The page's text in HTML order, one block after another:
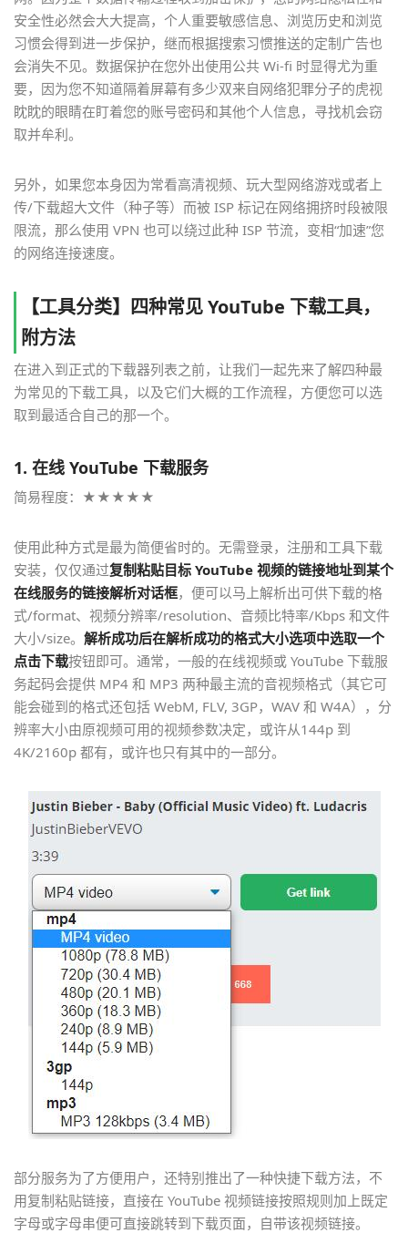
安全性必然会大大提高，个人重要敏感信息、浏览历史和浏览
习惯会得到进一步保护，继而根据搜索习惯推送的定制广告也
会消失不见。数据保护在您外出使用公共 Wi-fi 时显得尤为重
要，因为您不知道隔着屏幕有多少双来自网络犯罪分子的虎视
眈眈的眼睛在盯着您的账号密码和其他个人信息，寻找机会窃
取并牟利。
另外，如果您本身因为常看高清视频、玩大型网络游戏或者上
传/下载超大文件（种子等）而被 ISP 标记在网络拥挤时段被限
限流，那么使用 VPN 也可以绕过此种 ISP 节流，变相“加速”您
的网络连接速度。
【工具分类】四种常见 YouTube 下载工具，
附方法
在进入到正式的下载器列表之前，让我们一起先来了解四种最
为常见的下载工具，以及它们大概的工作流程，方便您可以选
取到最适合自己的那一个。
1. 在线 YouTube 下载服务
简易程度：★★★★★
使用此种方式是最为简便省时的。无需登录，注册和工具下载
安装，仅仅通过复制粘贴目标 YouTube 视频的链接地址到某个
在线服务的链接解析对话框，便可以马上解析出可供下载的格
式/format、视频分辨率/resolution、音频比特率/Kbps 和文件
大小/size。 解析成功后在解析成功的格式大小选项中选取一个
点击下载按钮即可。通常，一般的在线视频或 YouTube 下载服
务起码会提供 MP4 和 MP3 两种最主流的音视频格式（其它可
能会碰到的格式还包括 WebM, FLV, 3GP，WAV 和 W4A），分
辨率大小由原视频可用的视频参数决定，或许从144p 到
4K/2160p 都有，或许也只有其中的一部分。
部分服务为了方便用户，还特别推出了一种快捷下载方法，不
用复制粘贴链接，直接在 YouTube 视频链接按照规则加上既定
字母或字母串便可直接跳转到下载页面，自带该视频链接。